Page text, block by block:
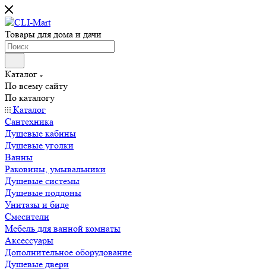
Товары для дома и дачи
Каталог
По всему сайту
По каталогу
Каталог
Сантехника
Душевые кабины
Душевые уголки
Ванны
Раковины, умывальники
Душевые системы
Душевые поддоны
Унитазы и биде
Смесители
Мебель для ванной комнаты
Аксессуары
Дополнительное оборудование
Душевые двери